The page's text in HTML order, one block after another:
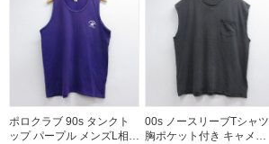
ポロクラブ 90s タンクト
ップ パープル メンズL相当
00s ノースリーブTシャツ
胸ポケット付き キャメル